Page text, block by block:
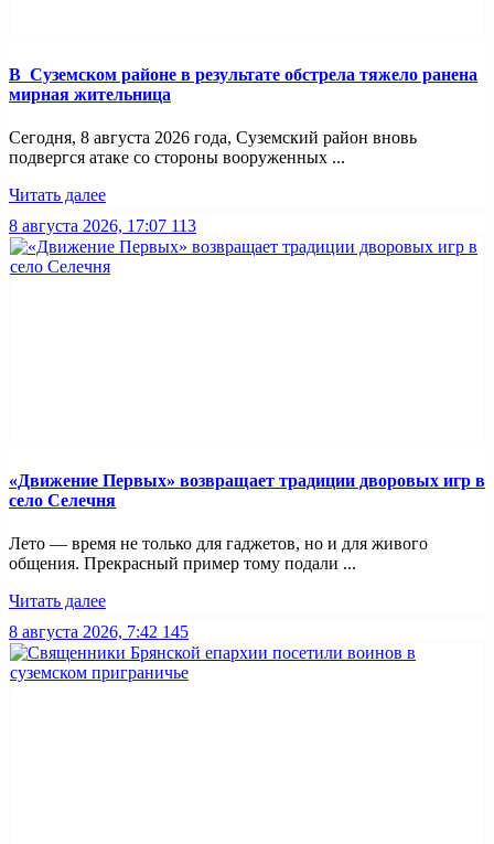
В Суземском районе в результате обстрела тяжело ранена
мирная жительница
Сегодня, 8 августа 2026 года, Суземский район вновь
подвергся атаке со стороны вооруженных ...
Читать далее
8 августа 2026, 17:07 113
«Движение Первых» возвращает традиции дворовых игр в
село Селечня
Лето — время не только для гаджетов, но и для живого
общения. Прекрасный пример тому подали ...
Читать далее
8 августа 2026, 7:42 145